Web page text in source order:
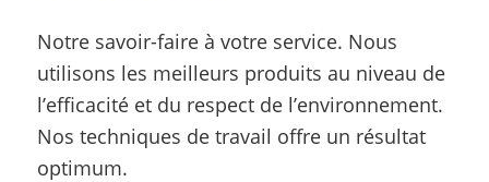
Notre savoir-faire à votre service. Nous
utilisons les meilleurs produits au niveau de
l’efficacité et du respect de l’environnement.
Nos techniques de travail offre un résultat
optimum.